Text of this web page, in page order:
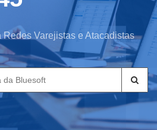
Redes Varejistas e Atacadistas